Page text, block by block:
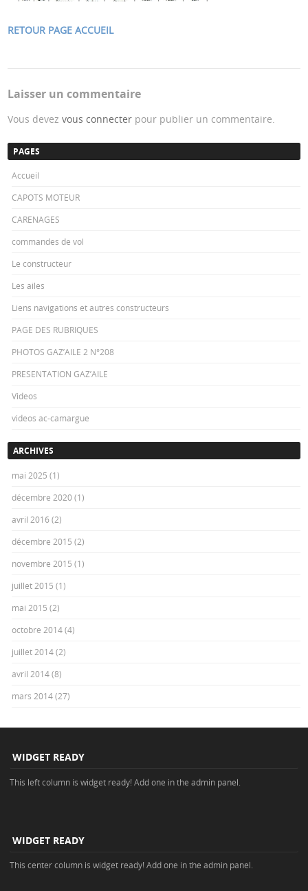
RETOUR PAGE ACCUEIL
Laisser un commentaire
Vous devezvous connecter pour publier un commentaire.
PAGES
Accueil
CAPOTS MOTEUR
CARENAGES
commandes de vol
Le constructeur
Les ailes
Liens navigations et autres constructeurs
PAGE DES RUBRIQUES
PHOTOS GAZ’AILE 2 N°208
PRESENTATION GAZ’AILE
Videos
videos ac-camargue
ARCHIVES
mai 2025 (1)
décembre 2020(1)
avril 2016 (2)
décembre 2015 (2)
novembre 2015 (1)
juillet 2015 (1)
mai 2015 (2)
octobre 2014(4)
juillet 2014(2)
avril 2014(8)
mars 2014(27)
WIDGET READY
This left column is widget ready! Add one in the admin panel.
WIDGET READY
This center column is widget ready! Add one in the admin panel.